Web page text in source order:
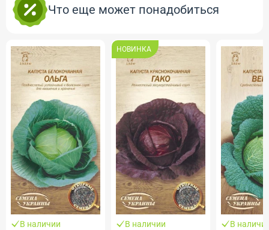
Что еще может понадобиться
В наличии
НОВИНКА
В наличии В